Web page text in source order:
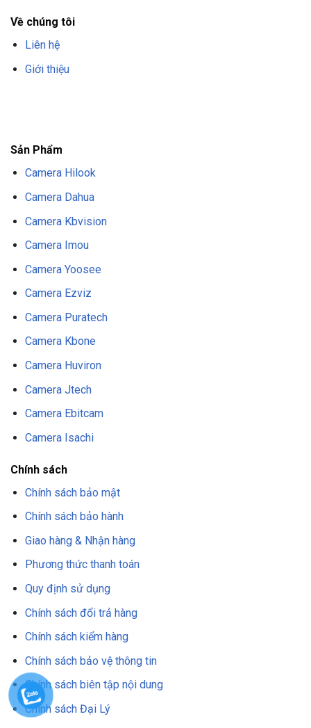
Về chúng tôi
Liên hệ
Giới thiệu
Sản Phẩm
Camera Hilook
Camera Dahua
Camera Kbvision
Camera Imou
Camera Yoosee
Camera Ezviz
Camera Puratech
Camera Kbone
Camera Huviron
Camera Jtech
Camera Ebitcam
Camera Isachi
Chính sách
Chính sách bảo mật
Chính sách bảo hành
Giao hàng & Nhận hàng
Phương thức thanh toán
Quy định sử dụng
Chính sách đổi trả hàng
Chính sách kiểm hàng
Chính sách bảo vệ thông tin
Chính sách biên tập nội dung
Chính sách Đại Lý